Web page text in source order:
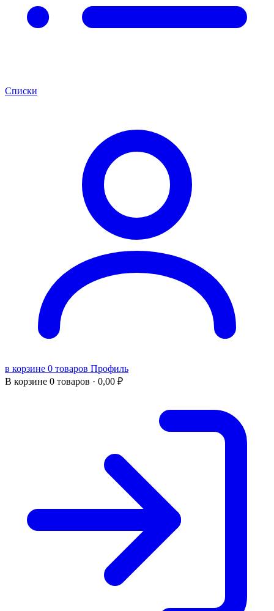
Списки
в корзине 0 товаров Профиль
В корзине 0 товаров · 0,00 ₽